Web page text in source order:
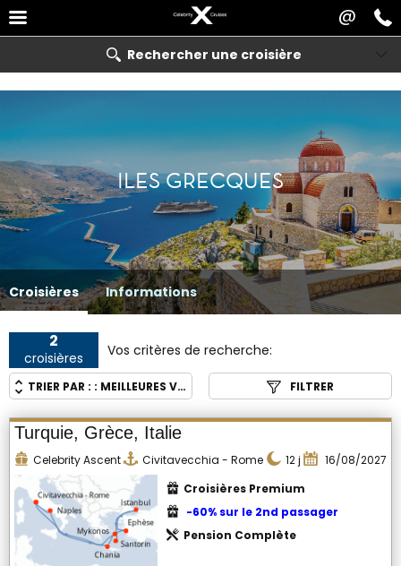
@
Rechercher une croisière
ILES GRECQUES
Croisières Informations
2
croisières Vos critères de recherche:
TRIER PAR : : MEILLEURES VENTES FILTRER
Turquie, Grèce, Italie
Celebrity Ascent Civitavecchia - Rome 12j
16/08/2027
Croisières Premium
-60% sur le 2nd passager
Pension Complète